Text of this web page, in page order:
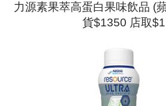
力源素果萃高蛋白果味飲品 (
貨$1350 店取